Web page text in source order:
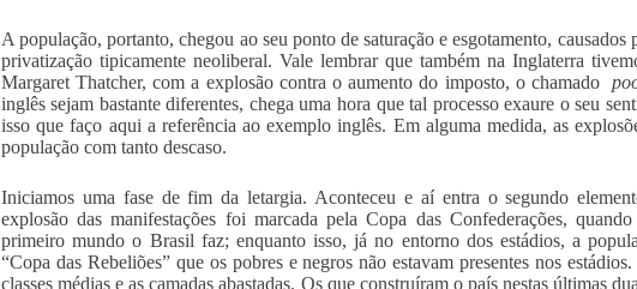
A população, portanto, chegou ao seu ponto de saturação e esgotamento, causados
privatização tipicamente neoliberal. Vale lembrar que também na Inglaterra
Margaret Thatcher, com a explosão contra o aumento do imposto, o chamado
inglês sejam bastante diferentes, chega uma hora que tal processo exaure o seu
isso que faço aqui a referência ao exemplo inglês. Em alguma medida, as
população com tanto descaso.
Iniciamos uma fase de fim da letargia. Aconteceu e aí entra o segundo
explosão das manifestações foi marcada pela Copa das Confederações,
primeiro mundo o Brasil faz; enquanto isso, já no entorno dos estádios, a
“Copa das Rebeliões” que os pobres e negros não estavam presentes nos
classes médias e as camadas abastadas. Os que construíram o país nestas últimas